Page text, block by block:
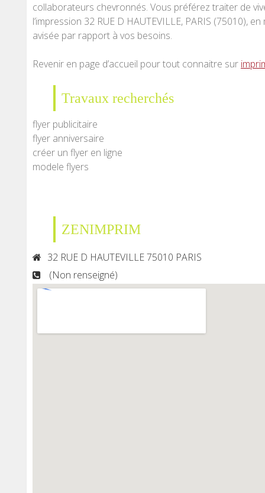
collaborateurs chevronnés. Vous préférez traiter de
l’impression 32 RUE D HAUTEVILLE, PARIS (75010),
avisée par rapport à vos besoins.
Revenir en page d’accueil pour tout connaitre sur
Travaux recherchés
flyer publicitaire
flyer anniversaire
créer un flyer en ligne
modele flyers
ZENIMPRIM
32 RUE D HAUTEVILLE 75010 PARIS
(Non renseigné)